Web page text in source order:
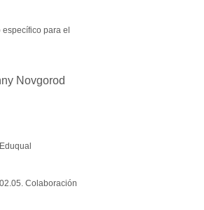
para el
02.05. Colaboración